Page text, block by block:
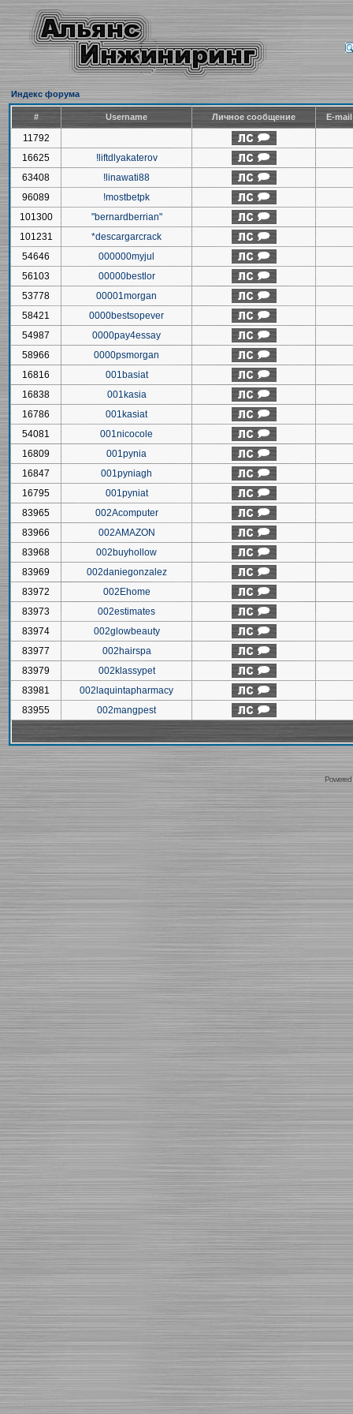
Индекс форума
# Username Личное сообщение E-
11792
16625
!liftdlyakaterov
63408
!linawati88
96089
!mostbetpk
101300
"bernardberrian"
101231
*descargarcrack
54646
000000myjul
56103
00000bestlor
53778
00001morgan
58421
0000bestsopever
54987
0000pay4essay
58966
0000psmorgan
16816
001basiat
16838
001kasia
16786
001kasiat
54081
001nicocole
16809
001pynia
16847
001pyniagh
16795
001pyniat
83965
002Acomputer
83966
002AMAZON
83968
002buyhollow
83969
002daniegonzalez
83972
002Ehome
83973
002estimates
83974
002glowbeauty
83977
002hairspa
83979
002klassypet
83981
002laquintapharmacy
83955
002mangpest